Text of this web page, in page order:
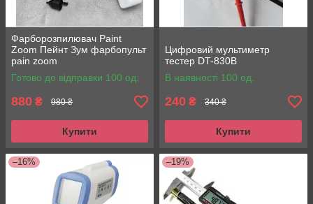
Фарборозпилювач Paint
Zoom Пейнт Зум фарбопульт
pain zoom
Готово до відправки 100 од.
880 ₴ 980 ₴
Купити
Цифровий мультиметр
тестер DT-830В
В наявності 100 од.
240 ₴ 340 ₴
Купити
–16% –19%